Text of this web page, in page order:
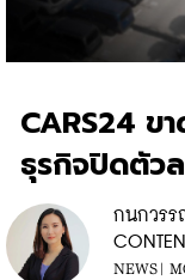
CARS24 ข
ธุรกิจปิดตัว
กนกวรร
NEWS |